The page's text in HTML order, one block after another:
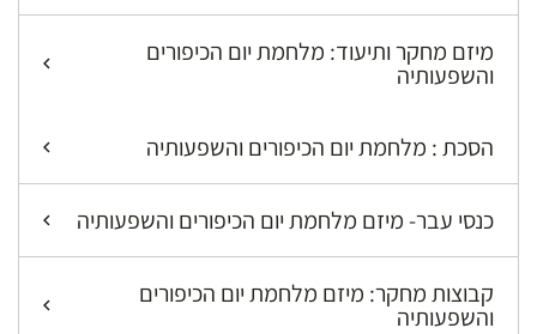
מיזם מחקר ותיעוד: מלחמת יום הכיפורים
והשפעותיה
הסכת : מלחמת יום הכיפורים והשפעותיה
כנסי עבר- מיזם מלחמת יום הכיפורים והשפעותיה
קבוצות מחקר: מיזם מלחמת יום הכיפורים
והשפעותיה